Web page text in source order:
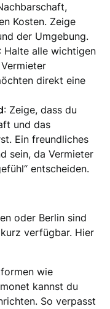
Kosten. Zeige
der Umgebung.
: Halte alle wichtigen
direkt eine
: Zeige, dass du
und das
Ein freundliches
sein, da Vermieter
entscheiden.
oder Berlin sind
verfügbar. Hier
wie
kannst du
So verpasst